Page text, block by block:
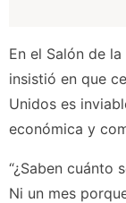
En el Salón de
insistió en que
Unidos es
económica y
“¿Saben cuánto
Ni un mes